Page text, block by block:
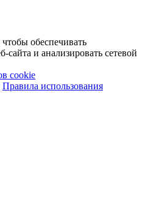
обеспечивать
и анализировать сетевой
cookie
Правила использования